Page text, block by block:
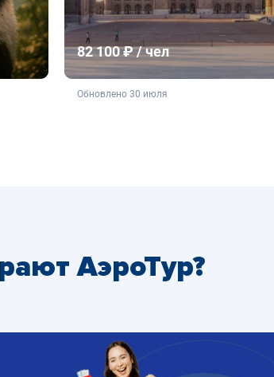
82 100 ₽ / чел
не является публичной офертой
Обновлено 30 июля
АэроТур?